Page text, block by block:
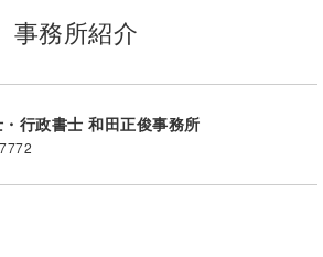
事務所紹介
行政書士 和田正俊事務所